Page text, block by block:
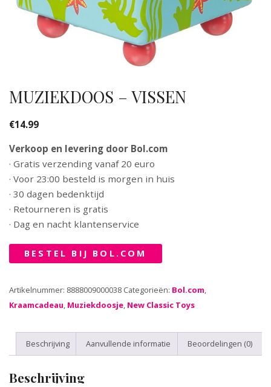
MUZIEKDOOS – VISSEN
€14.99
Verkoop en levering door Bol.com
· Gratis verzending vanaf 20 euro
· Voor 23:00 besteld is morgen in huis
· 30 dagen bedenktijd
· Retourneren is gratis
· Dag en nacht klantenservice
BESTEL BIJ BOL.COM
Artikelnummer: 8888009000038 Categorieën: Bol.com,
Kraamcadeau, Muziekdoosje, New Classic Toys
Beschrijving Aanvullende informatie Beoordelingen (0)
Beschrijving